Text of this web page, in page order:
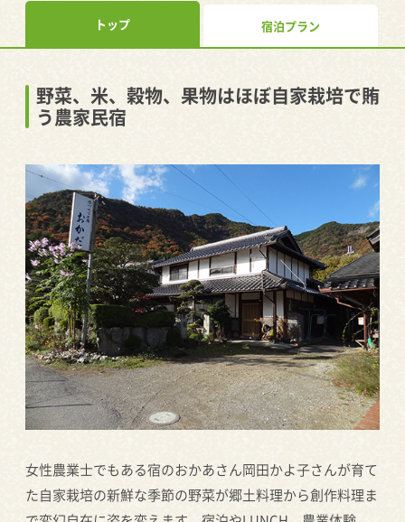
トップ 宿泊プラン
野菜、米、穀物、果物はほぼ自家栽培で賄
う農家民宿
女性農業士でもある宿のおかあさん岡田かよ子さんが育て
た自家栽培の新鮮な季節の野菜が郷土料理から創作料理ま